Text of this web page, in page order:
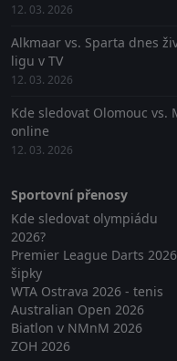
12. 03. 2026
Alkmaar vs. Sparta dnes
ligu v TV
12. 03. 2026
Kde sledovat Olomouc vs.
online
12. 03. 2026
Sportovní přenosy
Kde sledovat olympiádu
2026?
Premier League Darts
šipky
WTA Ostrava 2026 - tenis
Australian Open 2026
Biatlon v NMnM 2026
ZOH 2026